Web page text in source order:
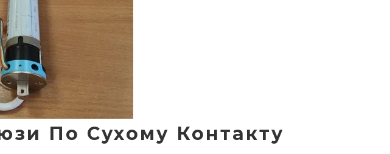
По Сухому Контакту